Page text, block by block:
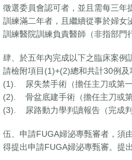
徵選委員會認可者，並且需每三年
訓練滿二年者，且繼續從事於婦女
訓練醫院訓練負責醫師（非指部門
肆、於五年內完成以下之臨床案例
請檢附項目(1)+(2)總和共計30例及
(1). 尿失禁手術（擔任主刀或第一
(2). 骨盆底建手術（擔任主刀或第
(3). 尿路動力學判讀報告（完成
伍、申請FUGA婦泌專甄審者，須
得提出申請FUGA婦泌專甄審。提